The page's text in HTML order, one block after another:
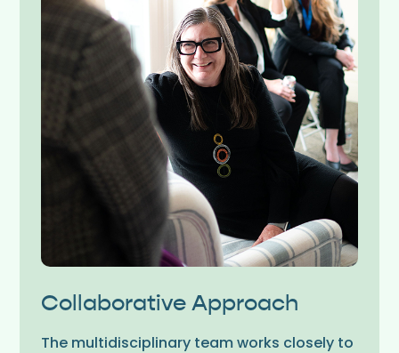
Collaborative Approach
The multidisciplinary team works closely to